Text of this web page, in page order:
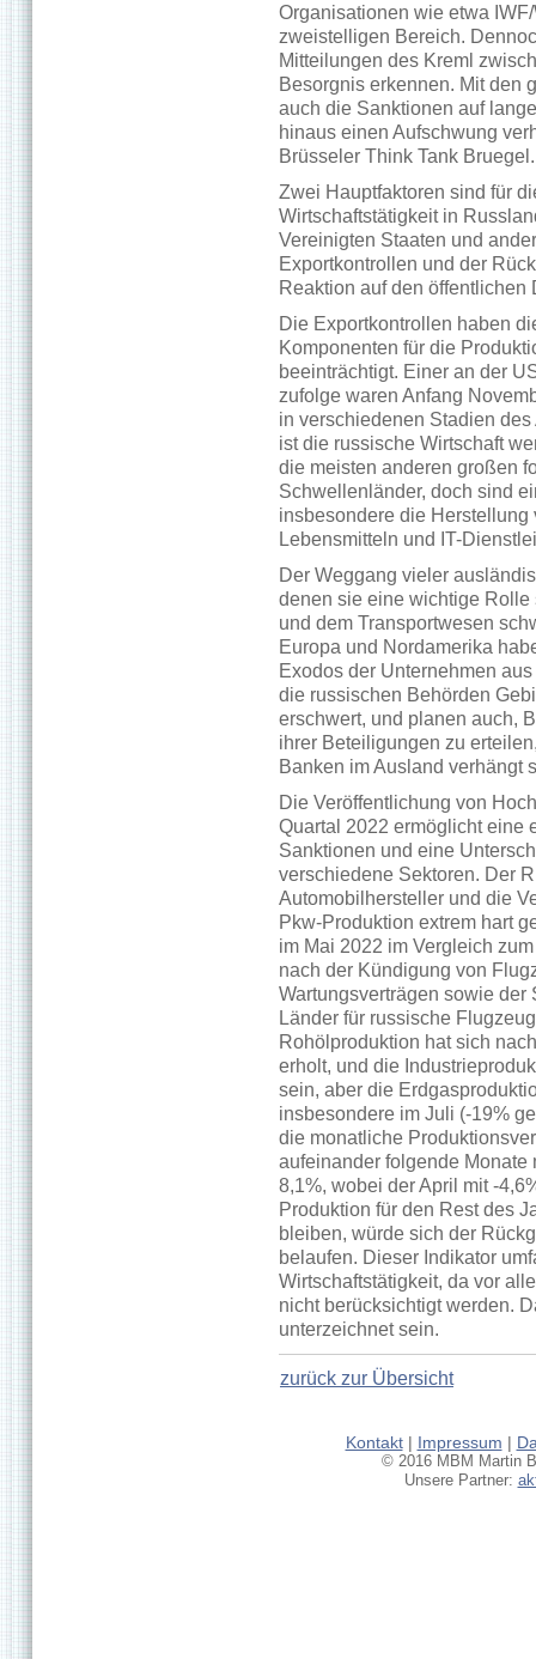
Organisationen wie etwa
zweistelligen Bereich.
Mitteilungen des Kreml
Besorgnis erkennen. Mit den
auch die Sanktionen auf
hinaus einen Aufschwung
Brüsseler Think Tank Bruegel.
Zwei Hauptfaktoren sind für
Wirtschaftstätigkeit in
Vereinigten Staaten und
Exportkontrollen und der
Reaktion auf den öffentlichen
Die Exportkontrollen haben
Komponenten für die
beeinträchtigt. Einer an der
zufolge waren Anfang
in verschiedenen Stadien
ist die russische Wirtschaft
die meisten anderen großen
Schwellenländer, doch sind
insbesondere die
Lebensmitteln und IT-
Der Weggang vieler
denen sie eine wichtige
und dem Transportwesen
Europa und Nordamerika
Exodos der Unternehmen
die russischen Behörden
erschwert, und planen auch,
ihrer Beteiligungen zu
Banken im Ausland verhängt
Die Veröffentlichung von
Quartal 2022 ermöglicht eine
Sanktionen und eine
verschiedene Sektoren. Der
Automobilhersteller und die
Pkw-Produktion extrem hart
im Mai 2022 im Vergleich
nach der Kündigung von
Wartungsverträgen sowie der
Länder für russische
Rohölproduktion hat sich
erholt, und die
sein, aber die
insbesondere im Juli (-19%
die monatliche
aufeinander folgende
8,1%, wobei der April mit -
Produktion für den Rest des
bleiben, würde sich der
belaufen. Dieser Indikator
Wirtschaftstätigkeit, da vor
nicht berücksichtigt werden.
unterzeichnet sein.
zurück zur Übersicht
Kontakt| Impressum |
© 2016 MBM Martin
Unsere Partner: